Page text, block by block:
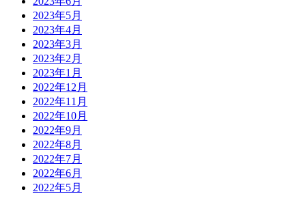
2023年5月
2023年4月
2023年3月
2023年2月
2023年1月
2022年12月
2022年11月
2022年10月
2022年9月
2022年8月
2022年7月
2022年6月
2022年5月